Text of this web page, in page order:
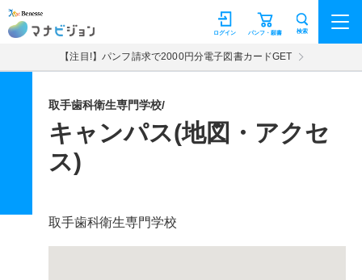
マナビジョン パンフ・願書
ログイン 検索
【注目!】パンフ請求で2000円分電子図書カードGET
取手歯科衛生専門学校/
キャンパス(地図・アクセ
ス)
取手歯科衛生専門学校